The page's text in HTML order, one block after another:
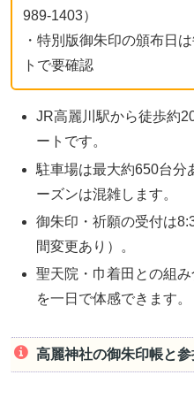
989-1403）
・特別版御朱印の頒布日
トで要確認
JR高麗川駅から徒歩約
ートです。
駐車場は最大約650台分
ーズンは混雑します。
御朱印・祈願の受付は
間変更あり）。
聖天院・巾着田との組
を一日で体感できます。
高麗神社の御朱印帳と